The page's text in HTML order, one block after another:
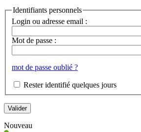
Identifiants personnels
Login ou adresse email :
Mot de passe :
mot de passe oublié ?
Rester identifié quelques jours
Nouveau